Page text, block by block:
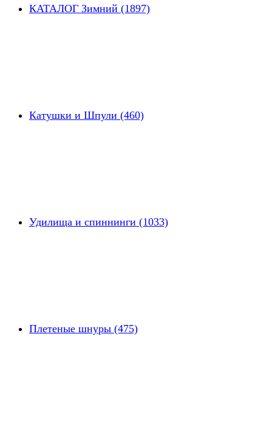
КАТАЛОГ Зимний (1897)
Катушки и Шпули (460)
Удилища и спиннинги (1033)
Плетеные шнуры (475)